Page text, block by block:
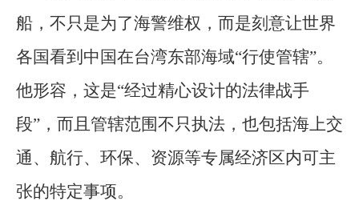
船，不只是为了海警维权，而是刻意让世界
各国看到中国在台湾东部海域“行使管辖”。
他形容，这是“经过精心设计的法律战手
段”，而且管辖范围不只执法，也包括海上交
通、航行、环保、资源等专属经济区内可主
张的特定事项。